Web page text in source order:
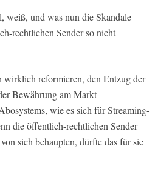
weiß, und was nun die Skandale
rechtlichen Sender so nicht
wirklich reformieren, den Entzug der
Bewährung am Markt
wie es sich für Streaming-
die öffentlich-rechtlichen Sender
sich behaupten, dürfte das für sie